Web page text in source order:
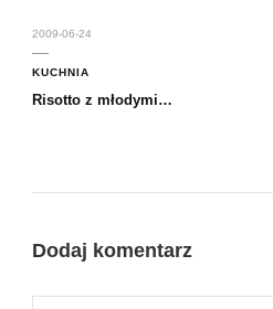
2009-06-24
KUCHNIA
Risotto z młodymi…
Dodaj komentarz